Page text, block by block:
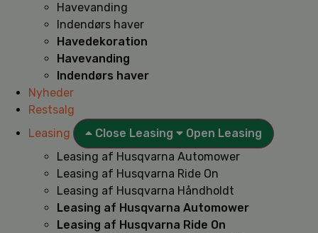
Havevanding
Indendørs haver
Havedekoration
Havevanding
Indendørs haver
Nyheder
Restsalg
Leasing
Close Leasing
Open Leasing
Leasing af Husqvarna Automower
Leasing af Husqvarna Ride On
Leasing af Husqvarna Håndholdt
Leasing af Husqvarna Automower
Leasing af Husqvarna Ride On